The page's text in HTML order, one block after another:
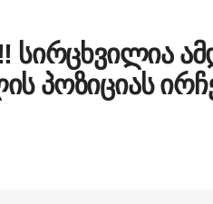
სირცხვილია
პოზიციას